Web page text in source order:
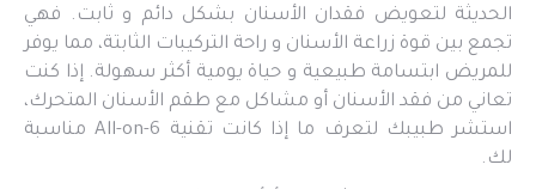
الحديثة لتعويض فقدان الأسنان بشكل دائم و ثابت. فهي
تجمع بين قوة زراعة الأسنان و راحة التركيبات الثابتة، مما يوفر
للمريض ابتسامة طبيعية و حياة يومية أكثر سهولة. إذا كنت
تعاني من فقد الأسنان أو مشاكل مع طقم الأسنان المتحرك،
استشر طبيبك لتعرف ما إذا كانت تقنية All-on-6 مناسبة
لك.